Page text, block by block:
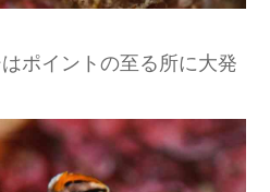
ポイントの至る所に大発